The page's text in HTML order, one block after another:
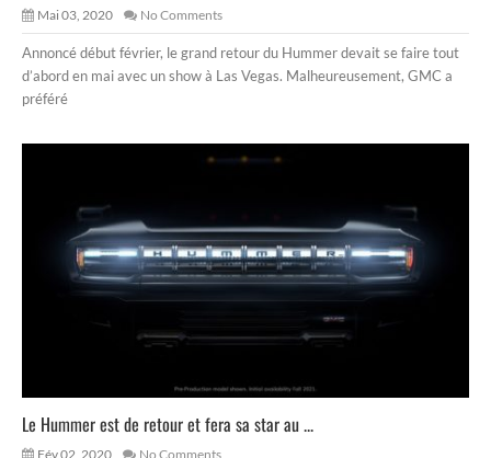
Mai 03, 2020 No Comments
Annoncé début février, le grand retour du Hummer devait se faire tout
d’abord en mai avec un show à Las Vegas. Malheureusement, GMC a
préféré
Le Hummer est de retour et fera sa star au ...
Fév 02, 2020 No Comments